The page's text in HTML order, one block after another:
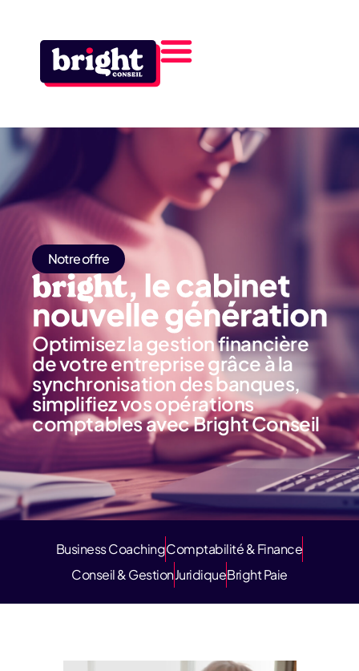
Notre offre
Optimisez la gestion financière
de votre entreprise grâce à la
synchronisation des banques,
simplifiez vos opérations
comptables avec Bright Conseil
Business CoachingComptabilité & Finance
Conseil & GestionJuridiqueBright Paie